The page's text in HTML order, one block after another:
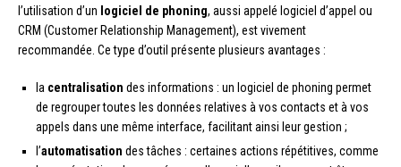
l’utilisation d’un logiciel de phoning, aussi appelé logiciel d’appel ou
CRM (Customer Relationship Management), est vivement
recommandée. Ce type d’outil présente plusieurs avantages :
la centralisation des informations : un logiciel de phoning permet
de regrouper toutes les données relatives à vos contacts et à vos
appels dans une même interface, facilitant ainsi leur gestion ;
l’automatisation des tâches : certaines actions répétitives, comme